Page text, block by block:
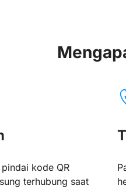
kode QR
terhubung saat